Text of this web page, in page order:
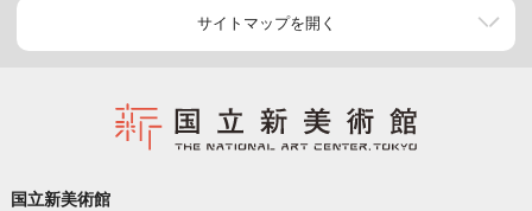
サイトマップを開く
国立新美術館